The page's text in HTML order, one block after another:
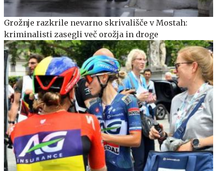
Grožnje razkrile nevarno skrivališče v Mostah:
kriminalisti zasegli več orožja in droge